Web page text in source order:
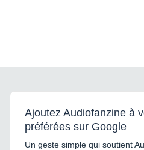
Ajoutez Audiofanzine à
préférées sur Google
Un geste simple qui soutient